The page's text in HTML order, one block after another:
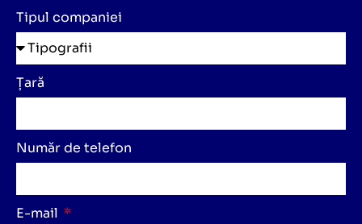
Tipul companiei
Țară
Număr de telefon
E-mail